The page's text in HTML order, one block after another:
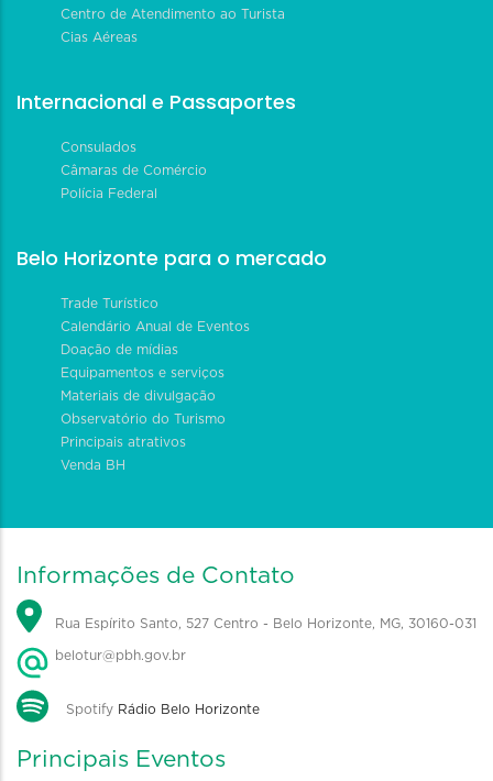
Centro de Atendimento ao Turista
Cias Aéreas
Internacional e Passaportes
Consulados
Câmaras de Comércio
Polícia Federal
Belo Horizonte para o mercado
Trade Turístico
Calendário Anual de Eventos
Doação de mídias
Equipamentos e serviços
Materiais de divulgação
Observatório do Turismo
Principais atrativos
Venda BH
Informações de Contato
Rua Espírito Santo, 527 Centro - Belo Horizonte, MG, 30160-031
belotur@pbh.gov.br
Spotify Rádio Belo Horizonte
Principais Eventos